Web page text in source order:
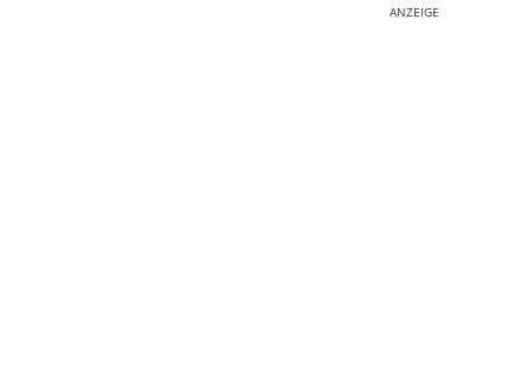
ANZEIGE